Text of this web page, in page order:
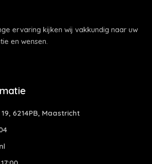
ervaring kijken wij vakkundig naar uw
en wensen.
6214PB, Maastricht